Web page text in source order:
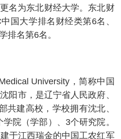
名为东北财经大学。东北财
国大学排名财经类第6名、
排名第6名。
University，简称中国
阳市，是辽宁省人民政府、
共建高校，学校拥有沈北、
院（学部）、3个研究院。
于江西瑞金的中国工农红军